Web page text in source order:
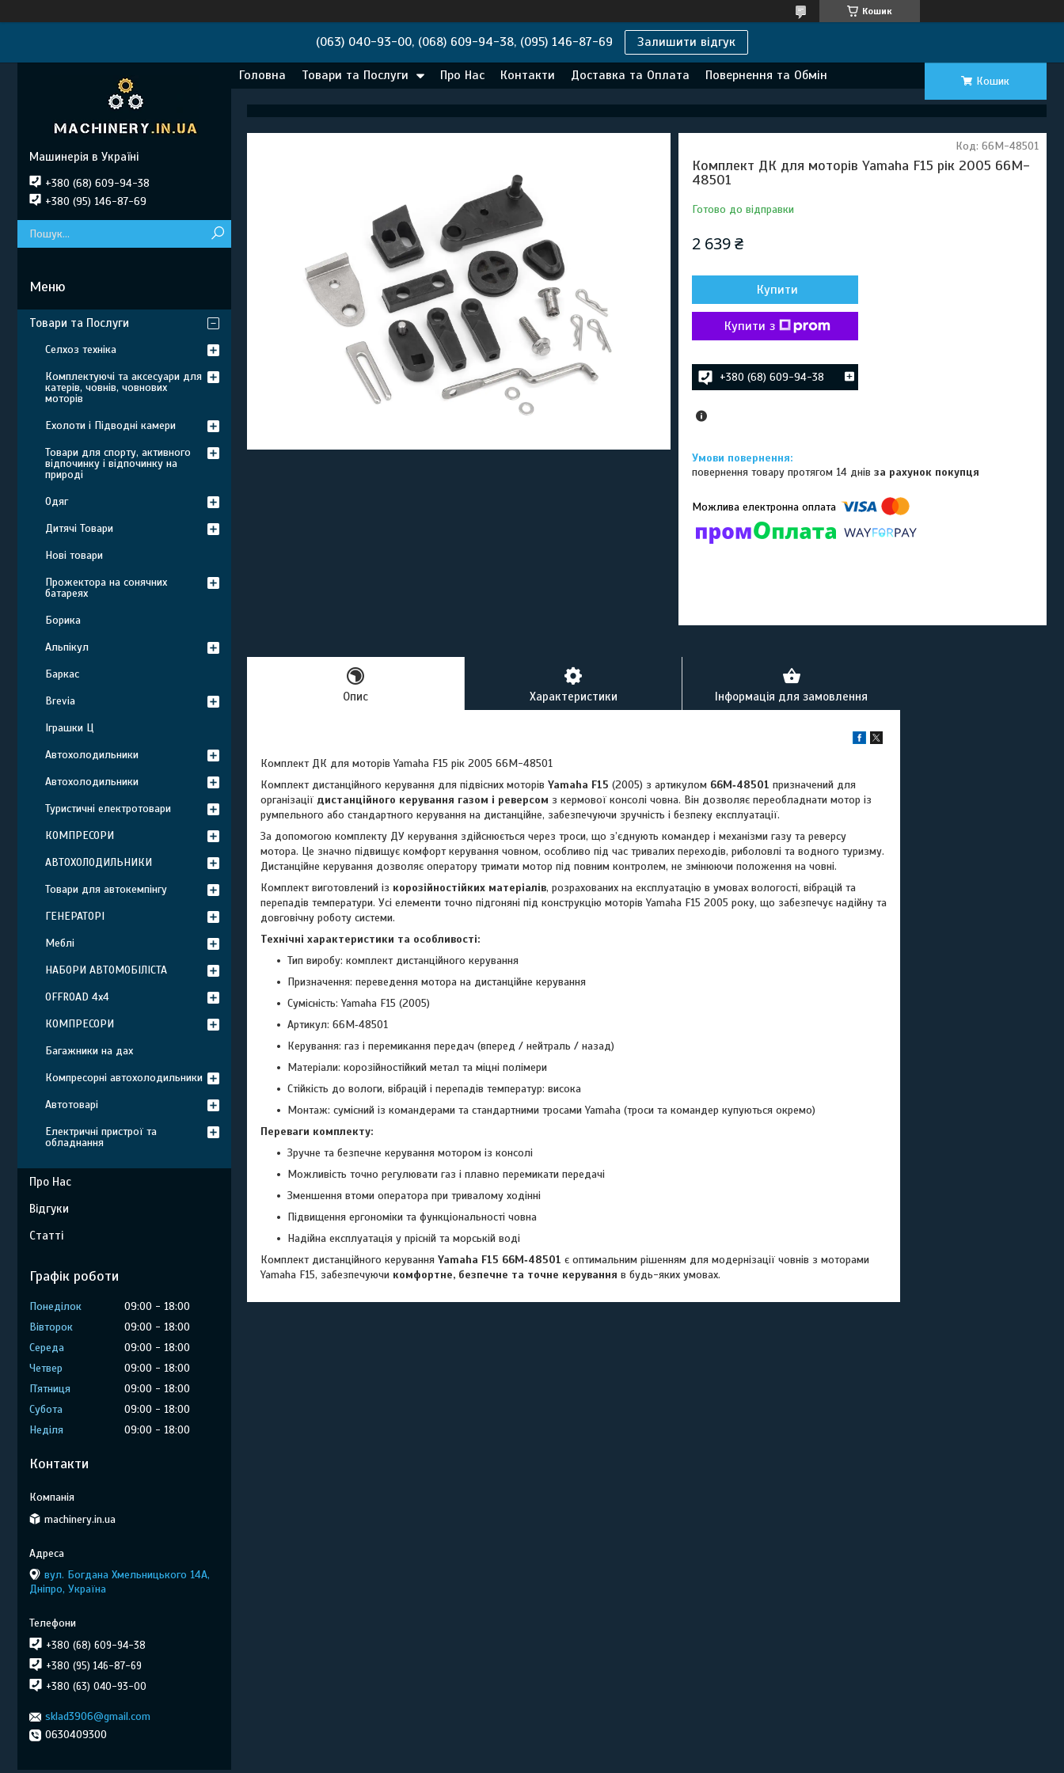
Кошик
(063) 040-93-00, (068) 609-94-38, (095) 146-87-69 Залишити відгук
Головна Товари та Послуги Про Нас Контакти Доставка та Оплата Повернення та Обмін Кошик
Комплект ДК для моторів Yamaha F15 рік 2005 66M-
48501
Готово до відправки
Код: 66M-48501
2 639 ₴
Купити
Купити з
+380 (68) 609-94-38
повернення товару протягом 14 днівза рахунок покупця
Опис Характеристики Інформація для замовлення
Комплект ДК для моторів Yamaha F15 рік 2005 66M-48501
Комплект дистанційного керування для підвісних моторів Yamaha F15 (2005) з артикулом 66M‑48501 призначений для
організації дистанційного керування газом і реверсом з кермової консолі човна. Він дозволяє переобладнати мотор із
румпельного або стандартного керування на дистанційне, забезпечуючи зручність і безпеку експлуатації.
За допомогою комплекту ДУ керування здійснюється через троси, що з’єднують командер і механізми газу та реверсу
мотора. Це значно підвищує комфорт керування човном, особливо під час тривалих переходів, риболовлі та водного туризму.
Дистанційне керування дозволяє оператору тримати мотор під повним контролем, не змінюючи положення на човні.
Комплект виготовлений із корозійностійких матеріалів, розрахованих на експлуатацію в умовах вологості, вібрацій та
перепадів температури. Усі елементи точно підгоняні під конструкцію моторів Yamaha F15 2005 року, що забезпечує надійну та
довговічну роботу системи.
Технічні характеристики та особливості:
Тип виробу: комплект дистанційного керування
Призначення: переведення мотора на дистанційне керування
Сумісність: Yamaha F15 (2005)
Артикул: 66M‑48501
Керування: газ і перемикання передач (вперед / нейтраль / назад)
Матеріали: корозійностійкий метал та міцні полімери
Стійкість до вологи, вібрацій і перепадів температур: висока
Монтаж: сумісний із командерами та стандартними тросами Yamaha (троси та командер купуються окремо)
Переваги комплекту:
Зручне та безпечне керування мотором із консолі
Можливість точно регулювати газ і плавно перемикати передачі
Зменшення втоми оператора при тривалому ходінні
Підвищення ергономіки та функціональності човна
Надійна експлуатація у прісній та морській воді
Комплект дистанційного керування Yamaha F15 66M‑48501 є оптимальним рішенням для модернізації човнів з моторами
Yamaha F15, забезпечуючи комфортне, безпечне та точне керування в будь-яких умовах.
Машинерія в Україні
+380 (68) 609-94-38
+380 (95) 146-87-69
Товари та Послуги
Селхоз техніка
Комплектуючі та аксесуари для
катерів, човнів, човнових
моторів
Ехолоти і Підводні камери
Товари для спорту, активного
відпочинку і відпочинку на
природі
Одяг
Дитячі Товари
Нові товари
Прожектора на сонячних
батареях
Борика
Альпікул
Баркас
Brevia
Іграшки Ц
Автохолодильники
Автохолодильники
Туристичні електротовари
КОМПРЕСОРИ
АВТОХОЛОДИЛЬНИКИ
Товари для автокемпінгу
ГЕНЕРАТОРІ
Меблі
НАБОРИ АВТОМОБІЛІСТА
OFFROAD 4х4
КОМПРЕСОРИ
Багажники на дах
Компресорні автохолодильники
Автотоварі
Електричні пристрої та
обладнання
Про Нас
Відгуки
Статті
Графік роботи
Понеділок 09:00
18:00
Вівторок
09:00
18:00
Середа
09:00
18:00
Четвер
09:00
18:00
Пʼятниця
09:00
18:00
Субота
09:00
18:00
Неділя
09:00 18:00
Контакти
machinery.in.ua
вул. Богдана Хмельницького 14А,
Дніпро, Україна
+380 (68) 609-94-38
+380 (95) 146-87-69
+380 (63) 040-93-00
sklad3906@gmail.com
0630409300